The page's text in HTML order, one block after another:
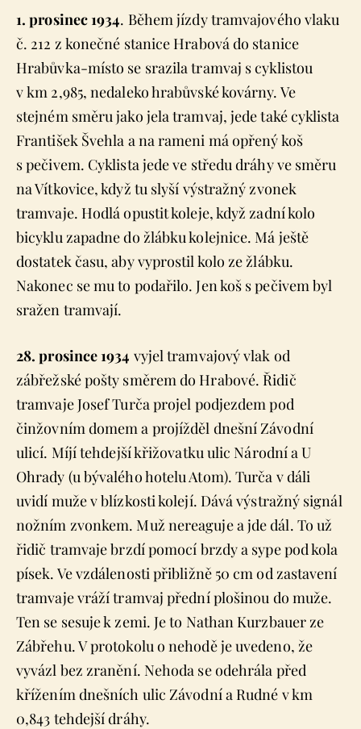
1. prosinec 1934. Během jízdy tramvajového vlaku
č. 212 z konečné stanice Hrabová do stanice
Hrabůvka-místo se srazila tramvaj s cyklistou
v km 2,985, nedaleko hrabůvské kovárny. Ve
stejném směru jako jela tramvaj, jede také cyklista
František Švehla a na rameni má opřený koš
s pečivem. Cyklista jede ve středu dráhy ve směru
na Vítkovice, když tu slyší výstražný zvonek
tramvaje. Hodlá opustit koleje, když zadní kolo
bicyklu zapadne do žlábku kolejnice. Má ještě
dostatek času, aby vyprostil kolo ze žlábku.
Nakonec se mu to podařilo. Jen koš s pečivem byl
sražen tramvají.
28. prosince 1934 vyjel tramvajový vlak od
zábřežské pošty směrem do Hrabové. Řidič
tramvaje Josef Turča projel podjezdem pod
činžovním domem a projížděl dnešní Závodní
ulicí. Míjí tehdejší křižovatku ulic Národní a U
Ohrady (u bývalého hotelu Atom). Turča v dáli
uvidí muže v blízkosti kolejí. Dává výstražný signál
nožním zvonkem. Muž nereaguje a jde dál. To už
řidič tramvaje brzdí pomocí brzdy a sype pod kola
písek. Ve vzdálenosti přibližně 50 cm od zastavení
tramvaje vráží tramvaj přední plošinou do muže.
Ten se sesuje k zemi. Je to Nathan Kurzbauer ze
Zábřehu. V protokolu o nehodě je uvedeno, že
vyvázl bez zranění. Nehoda se odehrála před
křížením dnešních ulic Závodní a Rudné v km
0,843 tehdejší dráhy.